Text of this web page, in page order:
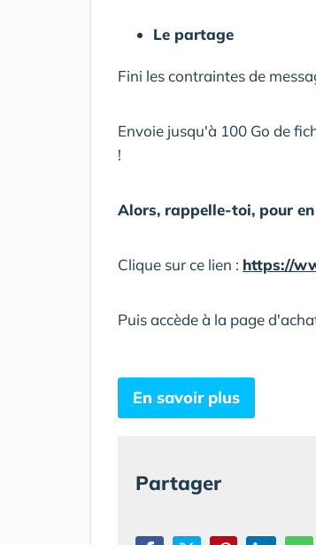
Le partage
Fini les contraintes de
Envoie jusqu'à 100 Go de
!
Alors, rappelle-toi, pour
Clique sur ce lien : https://
Puis accède à la page
En savoir plus
Partager